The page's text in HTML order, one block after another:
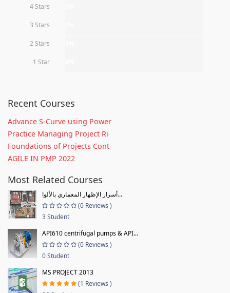
4 Stars
3 Stars
2 Stars
1 Star
Recent Courses
Advance S-Curve using Power
Practice Managing Project Ri
Foundations of Projects Cont
AGILE IN PMP 2022
Most Related Courses
أسرار الإظهار المعماري بالألوا...
(0 Reviews )
3 Student
API610 centrifugal pumps & API...
(0 Reviews )
0 Student
MS PROJECT 2013
(1 Reviews )